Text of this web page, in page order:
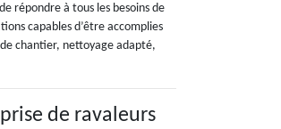
répondre à tous les besoins de
capables d’être accomplies
chantier, nettoyage adapté,
de ravaleurs